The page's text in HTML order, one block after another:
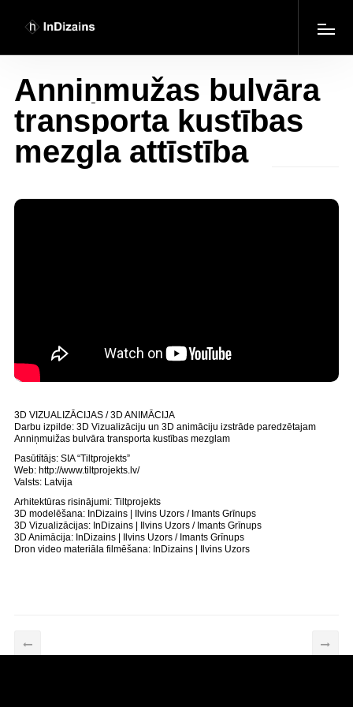
Anniņmužas bulvāra
transporta kustības
mezgla attīstība
3D VIZUALIZĀCIJAS / 3D ANIMĀCIJA
Darbu izpilde: 3D Vizualizāciju un 3D animāciju izstrāde paredzētajam
Anniņmuižas bulvāra transporta kustības mezglam
Pasūtītājs: SIA “Tiltprojekts”
Web: http://www.tiltprojekts.lv/
Valsts: Latvija
Arhitektūras risinājumi: Tiltprojekts
3D modelēšana: InDizains | Ilvins Uzors / Imants Grīnups
3D Vizualizācijas: InDizains | Ilvins Uzors / Imants Grīnups
3D Animācija: InDizains | Ilvins Uzors / Imants Grīnups
Dron video materiāla filmēšana: InDizains | Ilvins Uzors